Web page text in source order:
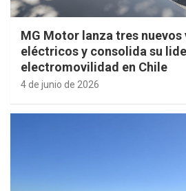
MG Motor lanza tres nuevos
eléctricos y consolida su
electromovilidad en Chile
4 de junio de 2026